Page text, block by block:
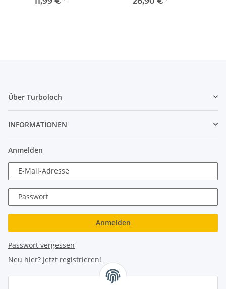
Über Turboloch
INFORMATIONEN
Anmelden
E-Mail-Adresse
Passwort
Anmelden
Passwort vergessen
Neu hier? Jetzt registrieren!